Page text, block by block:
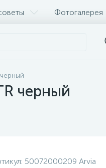
Фотогалерея
черный
50072000209 Arvia